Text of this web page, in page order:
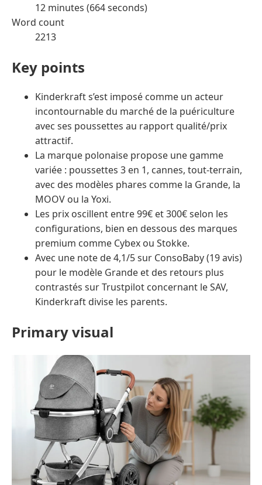
12 minutes (664 seconds)
Word count
2213
Key points
Kinderkraft s’est imposé comme un acteur
incontournable du marché de la puériculture
avec ses poussettes au rapport qualité/prix
attractif.
La marque polonaise propose une gamme
variée : poussettes 3 en 1, cannes, tout-terrain,
avec des modèles phares comme la Grande, la
MOOV ou la Yoxi.
Les prix oscillent entre 99€ et 300€ selon les
configurations, bien en dessous des marques
premium comme Cybex ou Stokke.
Avec une note de 4,1/5 sur ConsoBaby (19 avis)
pour le modèle Grande et des retours plus
contrastés sur Trustpilot concernant le SAV,
Kinderkraft divise les parents.
Primary visual